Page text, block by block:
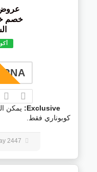
عروض
خصم
Exclusive:
يمكن
كوبوناري فقط.